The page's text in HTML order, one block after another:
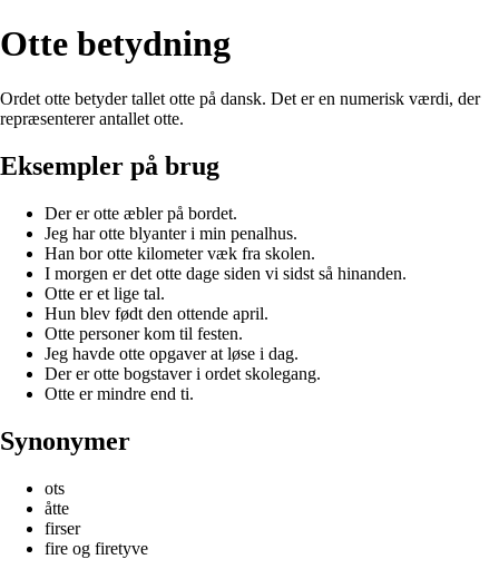
Otte betydning
Ordet otte betyder tallet otte på dansk. Det er en numerisk værdi, der
repræsenterer antallet otte.
Eksempler på brug
Der er otte æbler på bordet.
Jeg har otte blyanter i min penalhus.
Han bor otte kilometer væk fra skolen.
I morgen er det otte dage siden vi sidst så hinanden.
Otte er et lige tal.
Hun blev født den ottende april.
Otte personer kom til festen.
Jeg havde otte opgaver at løse i dag.
Der er otte bogstaver i ordet skolegang.
Otte er mindre end ti.
Synonymer
ots
åtte
firser
fire og firetyve